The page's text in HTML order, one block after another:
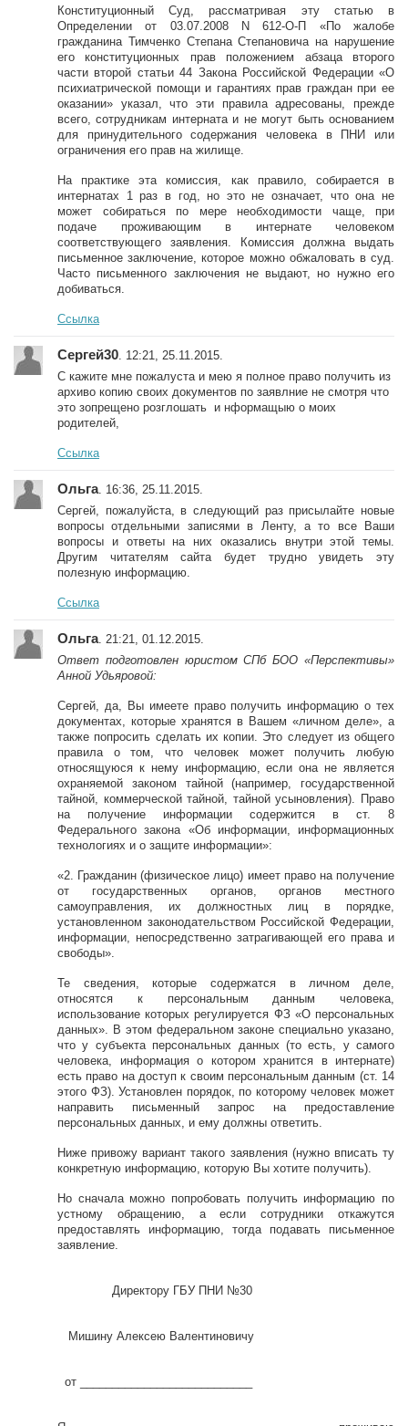
Конституционный Суд, рассматривая эту статью в
Определении от 03.07.2008 N 612-О-П «По жалобе
гражданина Тимченко Степана Степановича на нарушение
его конституционных прав положением абзаца второго
части второй статьи 44 Закона Российской Федерации «О
психиатрической помощи и гарантиях прав граждан при ее
оказании» указал, что эти правила адресованы, прежде
всего, сотрудникам интерната и не могут быть основанием
для принудительного содержания человека в ПНИ или
ограничения его прав на жилище.
На практике эта комиссия, как правило, собирается в
интернатах 1 раз в год, но это не означает, что она не
может собираться по мере необходимости чаще, при
подаче проживающим в интернате человеком
соответствующего заявления. Комиссия должна выдать
письменное заключение, которое можно обжаловать в суд.
Часто письменного заключения не выдают, но нужно его
добиваться.
Ссылка
Сергей30 . 12:21, 25.11.2015.
С кажите мне пожалуста и мею я полное право получить из
архиво копию своих документов по заявлние не смотря что
это зопрещено розглошать и нформащыю о моих
родителей,
Ссылка
Ольга. 16:36, 25.11.2015.
Сергей, пожалуйста, в следующий раз присылайте новые
вопросы отдельными записями в Ленту, а то все Ваши
вопросы и ответы на них оказались внутри этой темы.
Другим читателям сайта будет трудно увидеть эту
полезную информацию.
Ссылка
Ольга. 21:21, 01.12.2015.
Ответ подготовлен юристом СПб БОО «Перспективы»
Анной Удьяровой:
Сергей, да, Вы имеете право получить информацию о тех
документах, которые хранятся в Вашем «личном деле», а
также попросить сделать их копии. Это следует из общего
правила о том, что человек может получить любую
относящуюся к нему информацию, если она не является
охраняемой законом тайной (например, государственной
тайной, коммерческой тайной, тайной усыновления). Право
на получение информации содержится в ст. 8
Федерального закона «Об информации, информационных
технологиях и о защите информации»:
«2. Гражданин (физическое лицо) имеет право на получение
от государственных органов, органов местного
самоуправления, их должностных лиц в порядке,
установленном законодательством Российской Федерации,
информации, непосредственно затрагивающей его права и
свободы».
Те сведения, которые содержатся в личном деле,
относятся к персональным данным человека,
использование которых регулируется ФЗ «О персональных
данных». В этом федеральном законе специально указано,
что у субъекта персональных данных (то есть, у самого
человека, информация о котором хранится в интернате)
есть право на доступ к своим персональным данным (ст. 14
этого ФЗ). Установлен порядок, по которому человек может
направить письменный запрос на предоставление
персональных данных, и ему должны ответить.
Ниже привожу вариант такого заявления (нужно вписать ту
конкретную информацию, которую Вы хотите получить).
Но сначала можно попробовать получить информацию по
устному обращению, а если сотрудники откажутся
предоставлять информацию, тогда подавать письменное
заявление.
Директору ГБУ ПНИ №30
Мишину Алексею Валентиновичу
от ___________________________